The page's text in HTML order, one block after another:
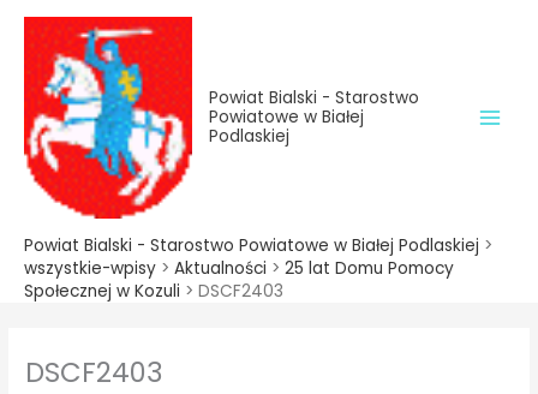
treści
Przejdź
treści
Powiat Bialski - Starostwo
Powiatowe w Białej
Podlaskiej
Powiat Bialski - Starostwo Powiatowe w Białej Podlaskiej >
wszystkie-wpisy > Aktualności > 25 lat Domu Pomocy
Społecznej w Kozuli > DSCF2403
DSCF2403